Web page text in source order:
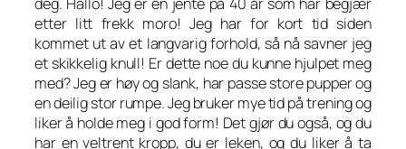
etter litt frekk moro! Jeg har for kort tid siden
kommet ut av et langvarig forhold, så nå savner jeg
et skikkelig knull! Er dette noe du kunne hjulpet meg
med? Jeg er høy og slank, har passe store pupper og
en deilig stor rumpe. Jeg bruker mye tid på trening og
liker å holde meg i god form! Det gjør du også, og du
har en veltrent kropp, du er leken, og du liker å ta